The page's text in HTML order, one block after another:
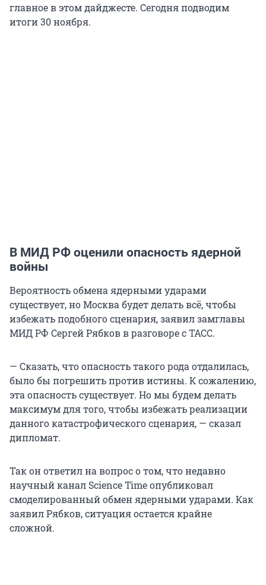
главное в этом дайджесте. Сегодня подводим
итоги 30 ноября.
В МИД РФ оценили опасность ядерной
войны
Вероятность обмена ядерными ударами
существует, но Москва будет делать всё, чтобы
избежать подобного сценария, заявил замглавы
МИД РФ Сергей Рябков в разговоре с ТАСС.
— Сказать, что опасность такого рода отдалилась,
было бы погрешить против истины. К сожалению,
эта опасность существует. Но мы будем делать
максимум для того, чтобы избежать реализации
данного катастрофического сценария, — сказал
дипломат.
Так он ответил на вопрос о том, что недавно
научный канал Science Time опубликовал
смоделированный обмен ядерными ударами. Как
заявил Рябков, ситуация остается крайне
сложной.